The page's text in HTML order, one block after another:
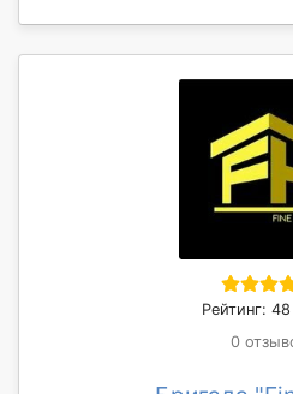
Рейтинг:
0